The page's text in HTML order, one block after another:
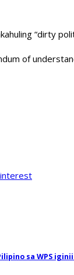
“dirty
of
sa WPS